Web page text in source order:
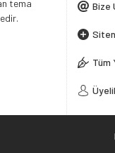
tema
Bize
Tüm